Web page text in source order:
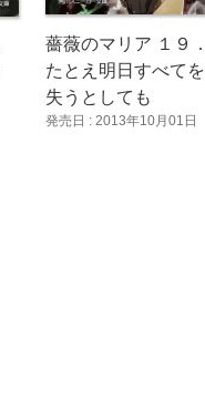
薔薇のマリア １９．
たとえ明日すべてを
失うとしても
発売日 : 2013年10月01日